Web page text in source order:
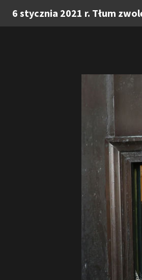
6 stycznia 2021 r. Tłum